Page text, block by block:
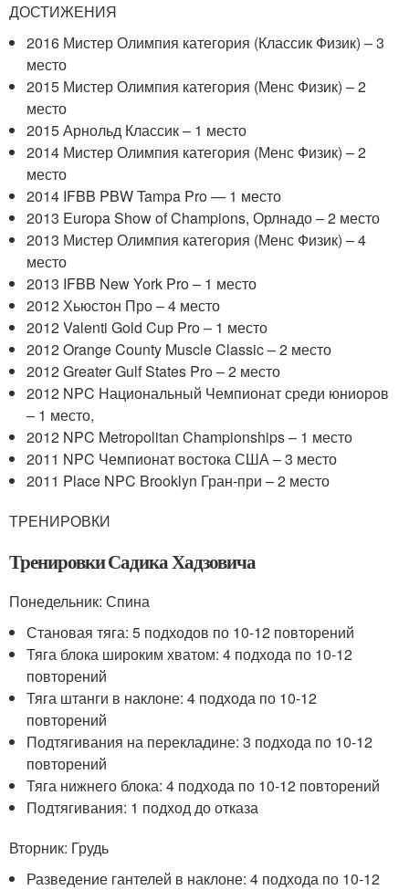
ДОСТИЖЕНИЯ
2016 Мистер Олимпия категория (Классик Физик) – 3
место
2015 Мистер Олимпия категория (Менс Физик) – 2
место
2015 Арнольд Классик – 1 место
2014 Мистер Олимпия категория (Менс Физик) – 2
место
2014 IFBB PBW Tampa Pro — 1 место
2013 Europa Show of Champions, Орлнадо – 2 место
2013 Мистер Олимпия категория (Менс Физик) – 4
место
2013 IFBB New York Pro – 1 место
2012 Хьюстон Про – 4 место
2012 Valenti Gold Cup Pro – 1 место
2012 Orange County Muscle Classic – 2 место
2012 Greater Gulf States Pro – 2 место
2012 NPC Национальный Чемпионат среди юниоров
– 1 место,
2012 NPC Metropolitan Championships – 1 место
2011 NPC Чемпионат востока США – 3 место
2011 Place NPC Brooklyn Гран-при – 2 место
ТРЕНИРОВКИ
Тренировки Садика Хадзовича
Понедельник: Спина
Становая тяга: 5 подходов по 10-12 повторений
Тяга блока широким хватом: 4 подхода по 10-12
повторений
Тяга штанги в наклоне: 4 подхода по 10-12
повторений
Подтягивания на перекладине: 3 подхода по 10-12
повторений
Тяга нижнего блока: 4 подхода по 10-12 повторений
Подтягивания: 1 подход до отказа
Вторник: Грудь
Разведение гантелей в наклоне: 4 подхода по 10-12